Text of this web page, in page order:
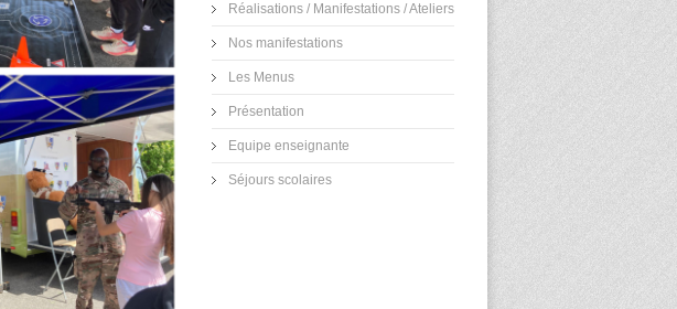
Réalisations / Manifestations / Ateliers
Nos manifestations
Les Menus
Présentation
Equipe enseignante
Séjours scolaires